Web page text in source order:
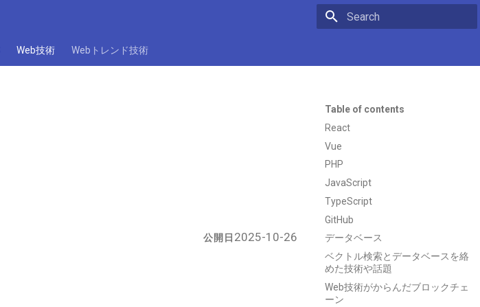
Web技術 Webトレンド技術
Table of contents
React
Vue
PHP
JavaScript
TypeScript
GitHub
データベース
ベクトル検索とデータベースを絡
めた技術や話題
Web技術がからんだブロックチェ
ーン
公開日 2025-10-26